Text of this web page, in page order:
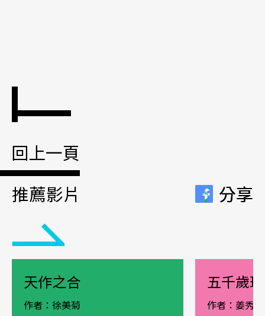
回上一頁
推薦影片
分享
分享
天作之合
作者：徐美菊
五千歲班
作者：姜秀